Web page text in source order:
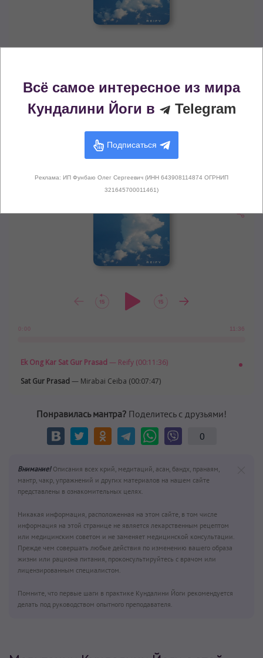
0:00 11:36
Все варианты
0:00 11:36
Ek Ong Kar Sat Gur Prasad — Reify (00:11:36)
Sat Gur Prasad — Mirabai Ceiba (00:07:47)
Понравилась мантра? Поделитесь с друзьями!
0
Внимание!Описания всех крий, медитаций, асан, бандх, пранаям,
мантр, чакр, упражнений и других материалов на нашем сайте
представлены в ознакомительных целях.
Никакая информация, расположенная на этом сайте, в том числе
информация на этой странице не является лекарственным рецептом
или медицинским советом и не заменяет медицинской консультации.
Прежде чем совершать любые действия по изменению вашего образа
жизни или рациона питания, проконсультируйтесь с врачом или
лицензированным специалистом.
Помните, что первые шаги в практике Кундалини Йоги рекомендуется
делать под руководством опытного преподавателя.
Всё самое интересное из мира
Кундалини Йоги в
Telegram
Подписаться
Реклама: ИП Фунбаю Олег Сергеевич (ИНН 643908114874 ОГРНИП
321645700011461)